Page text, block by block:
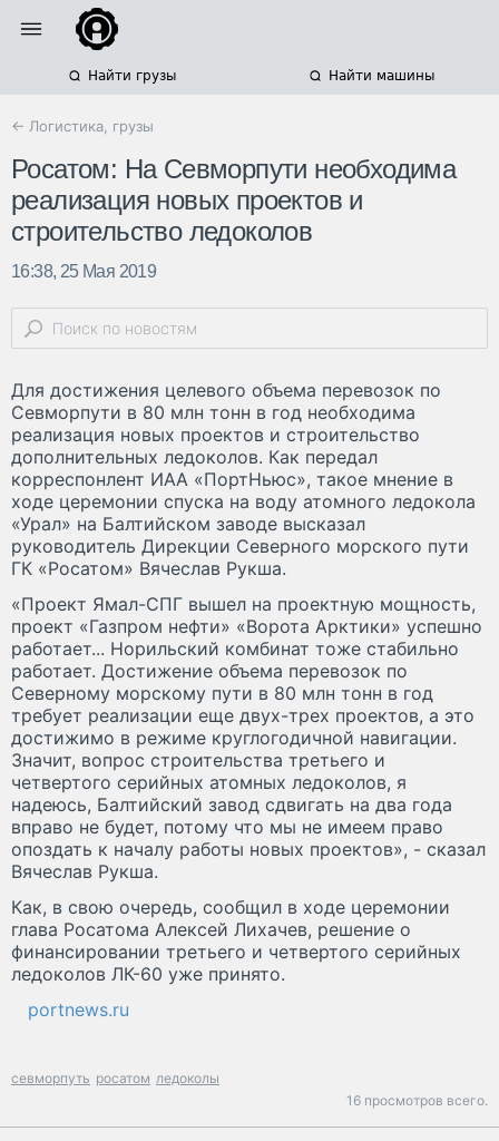
Найти грузы Найти машины
← Логистика, грузы
Росатом: На Севморпути необходима
реализация новых проектов и
строительство ледоколов
16:38, 25 Мая 2019
Для достижения целевого объема перевозок по
Севморпути в 80 млн тонн в год необходима
реализация новых проектов и строительство
дополнительных ледоколов. Как передал
корреспонлент ИАА «ПортНьюс», такое мнение в
ходе церемонии спуска на воду атомного ледокола
«Урал» на Балтийском заводе высказал
руководитель Дирекции Северного морского пути
ГК «Росатом» Вячеслав Рукша.
«Проект Ямал-СПГ вышел на проектную мощность,
проект «Газпром нефти» «Ворота Арктики» успешно
работает... Норильский комбинат тоже стабильно
работает. Достижение объема перевозок по
Северному морскому пути в 80 млн тонн в год
требует реализации еще двух-трех проектов, а это
достижимо в режиме круглогодичной навигации.
Значит, вопрос строительства третьего и
четвертого серийных атомных ледоколов, я
надеюсь, Балтийский завод сдвигать на два года
вправо не будет, потому что мы не имеем право
опоздать к началу работы новых проектов», - сказал
Вячеслав Рукша.
Как, в свою очередь, сообщил в ходе церемонии
глава Росатома Алексей Лихачев, решение о
финансировании третьего и четвертого серийных
ледоколов ЛК-60 уже принято.
portnews.ru
севморпуть росатом ледоколы
16 просмотров всего.